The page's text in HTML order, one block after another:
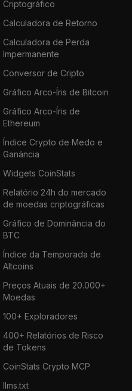
Criptográfico
Calculadora de Retorno
Calculadora de Perda
Impermanente
Conversor de Cripto
Gráfico Arco-Íris de Bitcoin
Gráfico Arco-Íris de
Ethereum
Índice Crypto de Medo e
Ganância
Widgets CoinStats
Relatório 24h do mercado
de moedas criptográficas
Gráfico de Dominância do
BTC
Índice da Temporada de
Altcoins
Preços Atuais de 20.000+
Moedas
100+ Exploradores
400+ Relatórios de Risco
de Tokens
CoinStats Crypto MCP
llms.txt